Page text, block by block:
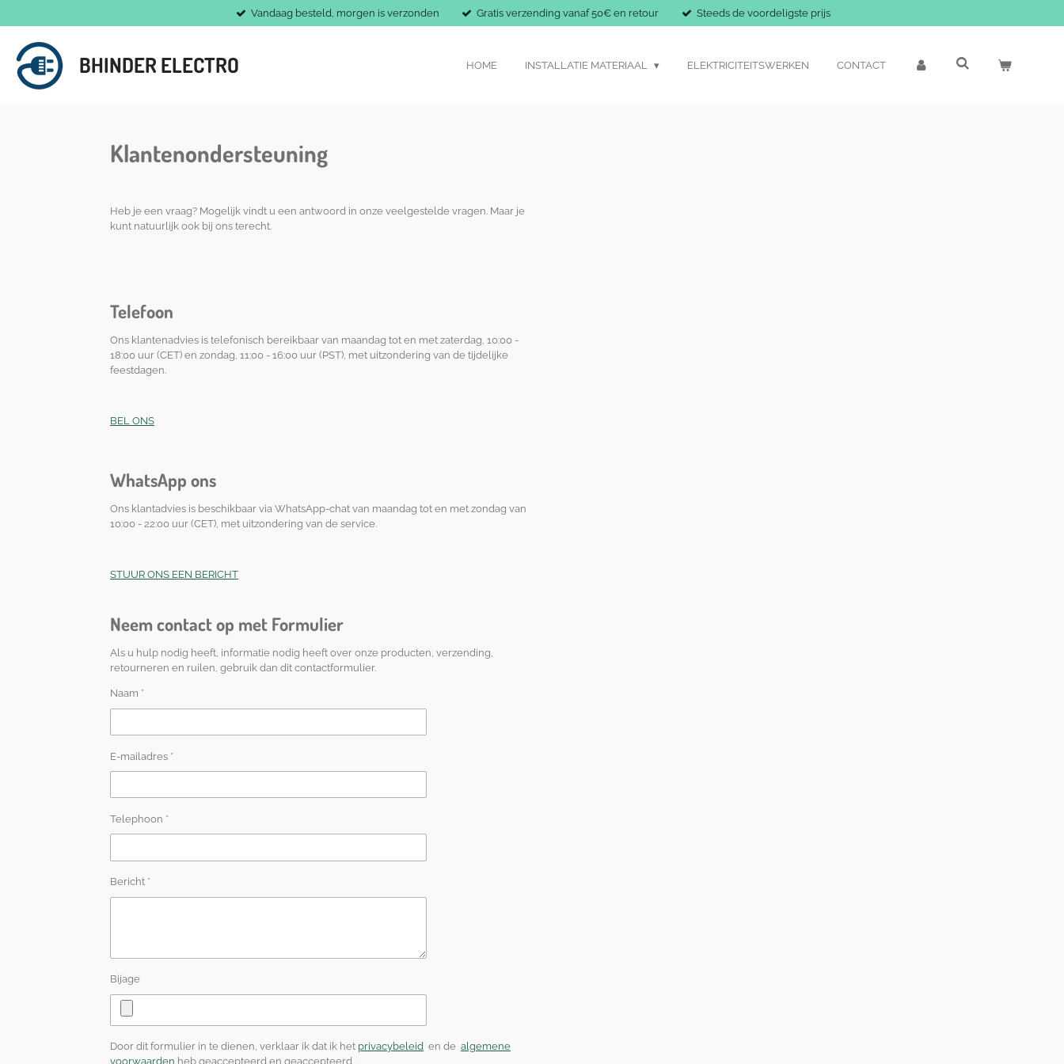
direct
naar
de
hoofdinhoud
Vandaag besteld, morgen is verzonden Gratis verzending vanaf 50€ en retour Steeds de voordeligste prijs
BHINDER ELECTRO HOME INSTALLATIE MATERIAAL ELEKTRICITEITSWERKEN CONTACT
Klantenondersteuning
Heb je een vraag? Mogelijk vindt u een antwoord in onze veelgestelde vragen. Maar je
kunt natuurlijk ook bij ons terecht.
Telefoon
Ons klantenadvies is telefonisch bereikbaar van maandag tot en met zaterdag, 10:00 -
18:00 uur (CET) en zondag, 11:00 - 16:00 uur (PST), met uitzondering van de tijdelijke
feestdagen.
BEL ONS
WhatsApp ons
Ons klantadvies is beschikbaar via WhatsApp-chat van maandag tot en met zondag van
10:00 - 22:00 uur (CET), met uitzondering van de service.
STUUR ONS EEN BERICHT
Neem contact op met Formulier
Als u hulp nodig heeft, informatie nodig heeft over onze producten, verzending,
retourneren en ruilen, gebruik dan dit contactformulier.
Naam *
E-mailadres *
Telephoon *
Bericht *
Bijage
Door dit formulier in te dienen, verklaar ik dat ik het privacybeleid en de algemene
voorwaarden heb geaccepteerd en geaccepteerd .